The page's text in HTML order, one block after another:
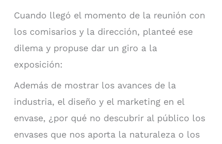
Cuando llegó el momento de la reunión con
los comisarios y la dirección, planteé ese
dilema y propuse dar un giro a la
exposición:
Además de mostrar los avances de la
industria, el diseño y el marketing en el
envase, ¿por qué no descubrir al público los
envases que nos aporta la naturaleza o los